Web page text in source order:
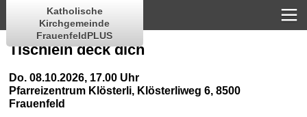
Katholische
Kirchgemeinde
FrauenfeldPLUS
Tischlein deck dich
Do. 08.10.2026, 17.00 Uhr
Pfarreizentrum Klösterli, Klösterliweg 6, 8500
Frauenfeld